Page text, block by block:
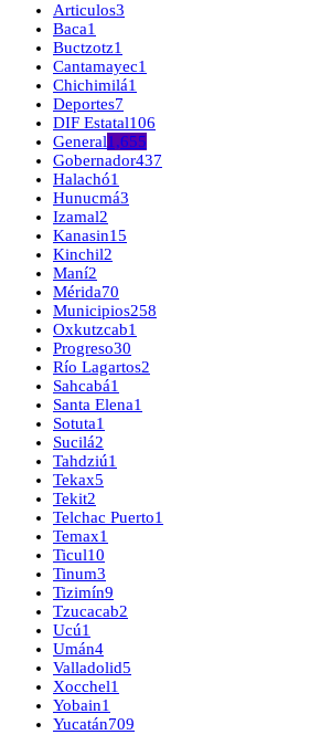
Articulos3
Baca1
Buctzotz1
Cantamayec1
Chichimilá1
Deportes7
DIF Estatal106
General1,655
Gobernador437
Halachó1
Hunucmá3
Izamal2
Kanasin15
Kinchil2
Maní2
Mérida70
Municipios258
Oxkutzcab1
Progreso30
Río Lagartos2
Sahcabá1
Santa Elena1
Sotuta1
Sucilá2
Tahdziú1
Tekax5
Tekit2
Telchac Puerto1
Temax1
Ticul10
Tinum3
Tizimín9
Tzucacab2
Ucú1
Umán4
Valladolid5
Xocchel1
Yobain1
Yucatán709